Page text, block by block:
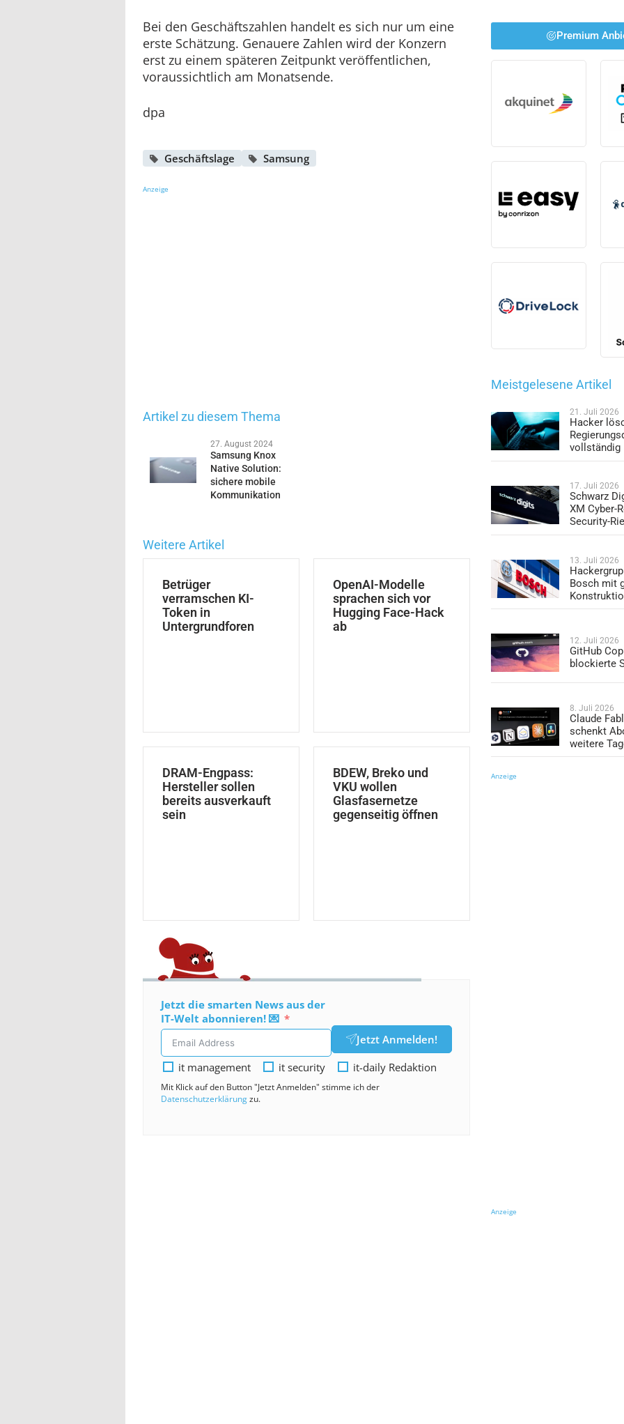
Bei den Geschäftszahlen handelt es sich nur um eine
erste Schätzung. Genauere Zahlen wird der Konzern
erst zu einem späteren Zeitpunkt veröffentlichen,
voraussichtlich am Monatsende.
dpa
Geschäftslage Samsung
Anzeige
Artikel zu diesem Thema
27. August 2024
Samsung Knox
Native Solution:
sichere mobile
Kommunikation
Weitere Artikel
Betrüger
verramschen KI-
Token in
Untergrundforen
OpenAI-Modelle
sprachen sich vor
Hugging Face-Hack
ab
DRAM-Engpass:
Hersteller sollen
bereits ausverkauft
sein
BDEW, Breko und
VKU wollen
Glasfasernetze
gegenseitig öffnen
Jetzt die smarten News aus der
IT-Welt abonnieren! 💌
Jetzt Anmelden!
it management
it security it-daily Redaktion
Mit Klick auf den Button "Jetzt Anmelden" stimme ich der
Datenschutzerklärungzu.
Premium
Meistgelesene Artikel
21. Juli 2026
Hacker
vollständig
17. Juli 2026
Schwarz
XM Cyber-
Security-
13. Juli 2026
Bosch mit
12. Juli 2026
GitHub
blockierte
8. Juli 2026
Claude
schenkt
weitere
Anzeige
Anzeige